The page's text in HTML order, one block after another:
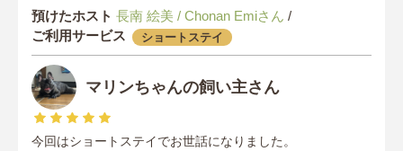
預けたホスト 長南 絵美 / Chonan Emiさん /
ご利用サービス
ショートステイ
マリンちゃんの飼い主さん
今回はショートステイでお世話になりました。